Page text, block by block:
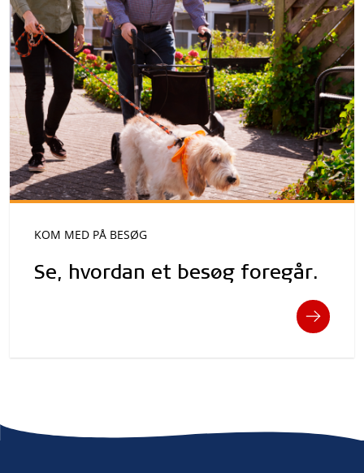
KOM MED PÅ BESØG
Se, hvordan et besøg foregår.